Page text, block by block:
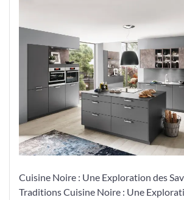
Traditions
de
la
Cuisine
Noire
Cuisine Noire : Une Exploration des
Traditions Cuisine Noire : Une